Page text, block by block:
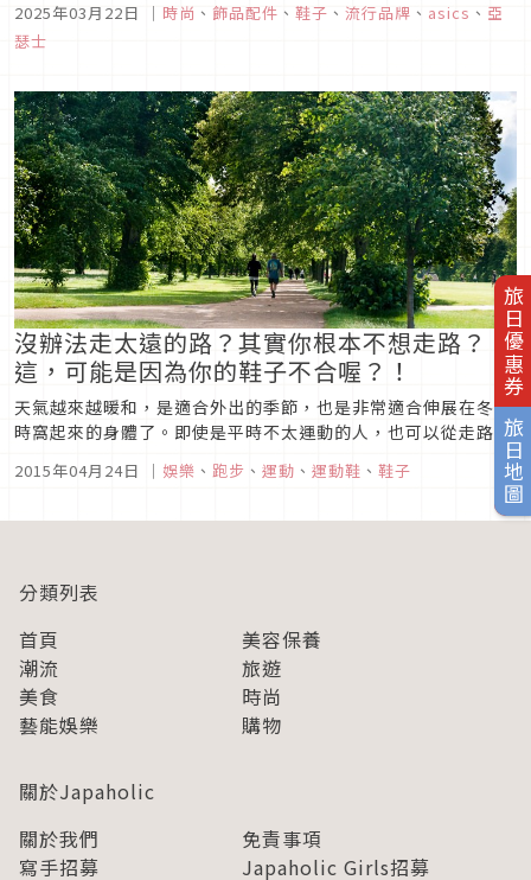
旅日優惠券
旅日地圖
同 潮流隨型」的ASICS GEL HOUSE，邀請大家一同探索ASICS
SPORTSTYLE的潮流魅力！除了...
2025年03月22日 ｜ 時尚 、 飾品配件 、 鞋子 、 流行品牌 、 asics 、 亞
瑟士
沒辦法走太遠的路？其實你根本不想走路？
這，可能是因為你的鞋子不合喔？！
天氣越來越暖和，是適合外出的季節，也是非常適合伸展在冬天
時窩起來的身體了。即使是平時不太運動的人，也可以從走路開
始。動動身體不但對健康很好，也可以減肥以及消除壓力呢。但
是一開始走路之後，才會發現其實對不常運動的人來說，連走路
都是滿難的運動呢。筆者也是其中之一。在這裡，我（筆者）來
2015年04月24日 ｜ 娛樂 、 跑步 、 運動 、 運動鞋 、 鞋子
分類列表
首頁
美容保養
潮流
旅遊
美食
時尚
藝能娛樂
購物
關於Japaholic
關於我們
免責事項
寫手招募
Japaholic Girls招募